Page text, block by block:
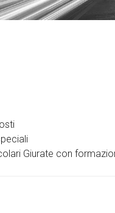
Giurate con